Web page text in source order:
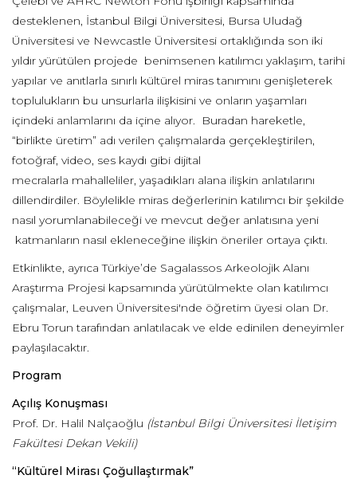
desteklenen, İstanbul Bilgi Üniversitesi, Bursa Uludağ
Üniversitesi ve Newcastle Üniversitesi ortaklığında son iki
yıldır yürütülen projede benimsenen katılımcı yaklaşım, tarihi
yapılar ve anıtlarla sınırlı kültürel miras tanımını genişleterek
toplulukların bu unsurlarla ilişkisini ve onların yaşamları
içindeki anlamlarını da içine alıyor. Buradan hareketle,
“birlikte üretim” adı verilen çalışmalarda gerçekleştirilen,
fotoğraf, video, ses kaydı gibi dijital
mecralarla mahalleliler, yaşadıkları alana ilişkin anlatılarını
dillendirdiler. Böylelikle miras değerlerinin katılımcı bir şekilde
nasıl yorumlanabileceği ve mevcut değer anlatısına yeni
katmanların nasıl ekleneceğine ilişkin öneriler ortaya çıktı.
Etkinlikte, ayrıca Türkiye’de Sagalassos Arkeolojik Alanı
Araştırma Projesi kapsamında yürütülmekte olan katılımcı
çalışmalar, Leuven Üniversitesi'nde öğretim üyesi olan Dr.
Ebru Torun tarafından anlatılacak ve elde edinilen deneyimler
paylaşılacaktır.
Program
Açılış Konuşması
Prof. Dr. Halil Nalçaoğlu (İstanbul Bilgi Üniversitesi İletişim
Fakültesi Dekan Vekili)
“Kültürel Mirası Çoğullaştırmak”